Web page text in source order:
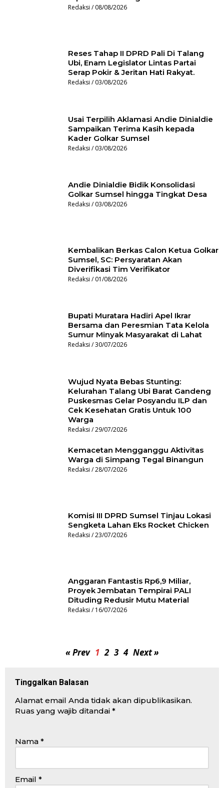
Redaksi 08/08/2026
Reses Tahap II DPRD Pali Di Talang
Ubi, Enam Legislator Lintas Partai
Serap Pokir & Jeritan Hati Rakyat.
Redaksi 03/08/2026
Usai Terpilih Aklamasi Andie Dinialdie
Sampaikan Terima Kasih kepada
Kader Golkar Sumsel
Redaksi 03/08/2026
Andie Dinialdie Bidik Konsolidasi
Golkar Sumsel hingga Tingkat Desa
Redaksi 03/08/2026
Kembalikan Berkas Calon Ketua Golkar
Sumsel, SC: Persyaratan Akan
Diverifikasi Tim Verifikator
Redaksi 01/08/2026
Bupati Muratara Hadiri Apel Ikrar
Bersama dan Peresmian Tata Kelola
Sumur Minyak Masyarakat di Lahat
Redaksi 30/07/2026
Wujud Nyata Bebas Stunting:
Kelurahan Talang Ubi Barat Gandeng
Puskesmas Gelar Posyandu ILP dan
Cek Kesehatan Gratis Untuk 100
Warga
Redaksi 29/07/2026
Kemacetan Mengganggu Aktivitas
Warga di Simpang Tegal Binangun
Redaksi 28/07/2026
Komisi III DPRD Sumsel Tinjau Lokasi
Sengketa Lahan Eks Rocket Chicken
Redaksi 23/07/2026
Anggaran Fantastis Rp6,9 Miliar,
Proyek Jembatan Tempirai PALI
Dituding Redusir Mutu Material
Redaksi 16/07/2026
« Prev 1 2 3 4 Next »
Tinggalkan Balasan
Alamat email Anda tidak akan dipublikasikan.
Ruas yang wajib ditandai *
Nama *
Email *